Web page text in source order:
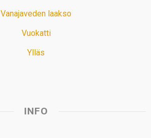
Vanajaveden laakso
Vuokatti
Ylläs
INFO